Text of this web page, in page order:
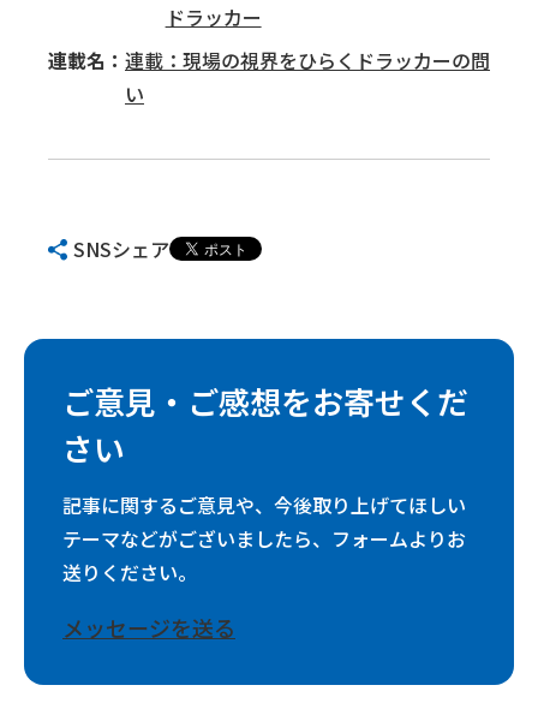
ドラッカー
連載名： 連載：現場の視界をひらくドラッカーの問
い
SNSシェア
ご意見・ご感想をお寄せくだ
さい
記事に関するご意見や、今後取り上げてほしい
テーマなどがございましたら、フォームよりお
送りください。
メッセージを送る